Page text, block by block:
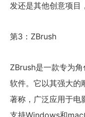
发还是其他创意项目
第3：ZBrush
ZBrush是一款专为
软件。它以其强大的
著称，广泛应用于电